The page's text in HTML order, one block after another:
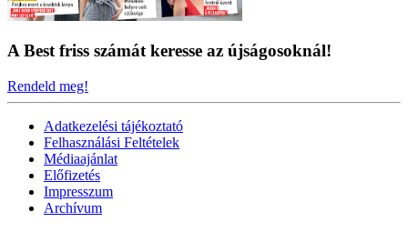
A Best friss számát keresse az újságosoknál!
Rendeld meg!
Adatkezelési tájékoztató
Felhasználási Feltételek
Médiaajánlat
Előfizetés
Impresszum
Archívum